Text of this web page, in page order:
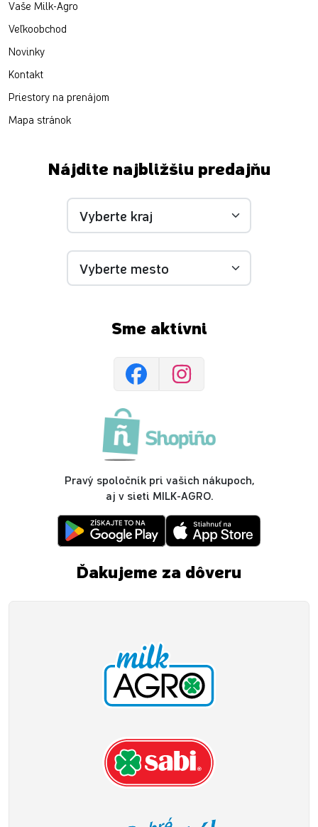
Vaše Milk-Agro
Veľkoobchod
Novinky
Kontakt
Priestory na prenájom
Mapa stránok
Nájdite najbližšiu predajňu
Sme aktívni
Pravý spoločník pri vašich nákupoch,
aj v sieti MILK-AGRO.
Ďakujeme za dôveru